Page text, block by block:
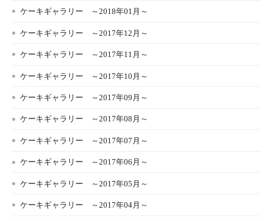
ケーキギャラリー ～2018年01月～
ケーキギャラリー ～2017年12月～
ケーキギャラリー ～2017年11月～
ケーキギャラリー ～2017年10月～
ケーキギャラリー ～2017年09月～
ケーキギャラリー ～2017年08月～
ケーキギャラリー ～2017年07月～
ケーキギャラリー ～2017年06月～
ケーキギャラリー ～2017年05月～
ケーキギャラリー ～2017年04月～